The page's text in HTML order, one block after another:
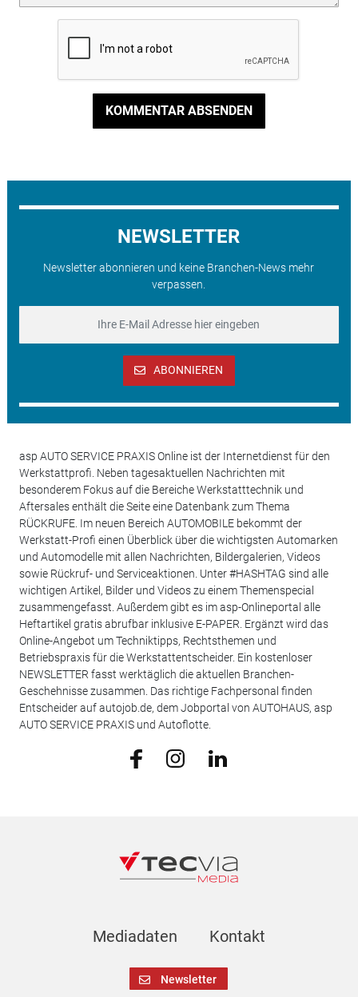
KOMMENTAR ABSENDEN
NEWSLETTER
Newsletter abonnieren und keine Branchen-News mehr
verpassen.
ABONNIEREN
asp AUTO SERVICE PRAXIS Online ist der Internetdienst für den
Werkstattprofi. Neben tagesaktuellen Nachrichten mit
besonderem Fokus auf die Bereiche Werkstatttechnik und
Aftersales enthält die Seite eine Datenbank zum Thema
RÜCKRUFE. Im neuen Bereich AUTOMOBILE bekommt der
Werkstatt-Profi einen Überblick über die wichtigsten Automarken
und Automodelle mit allen Nachrichten, Bildergalerien, Videos
sowie Rückruf- und Serviceaktionen. Unter #HASHTAG sind alle
wichtigen Artikel, Bilder und Videos zu einem Themenspecial
zusammengefasst. Außerdem gibt es im asp-Onlineportal alle
Heftartikel gratis abrufbar inklusive E-PAPER. Ergänzt wird das
Online-Angebot um Techniktipps, Rechtsthemen und
Betriebspraxis für die Werkstattentscheider. Ein kostenloser
NEWSLETTER fasst werktäglich die aktuellen Branchen-
Geschehnisse zusammen. Das richtige Fachpersonal finden
Entscheider auf autojob.de, dem Jobportal von AUTOHAUS, asp
AUTO SERVICE PRAXIS und Autoflotte.
Mediadaten Kontakt
Newsletter